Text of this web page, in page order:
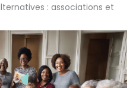
: associations et